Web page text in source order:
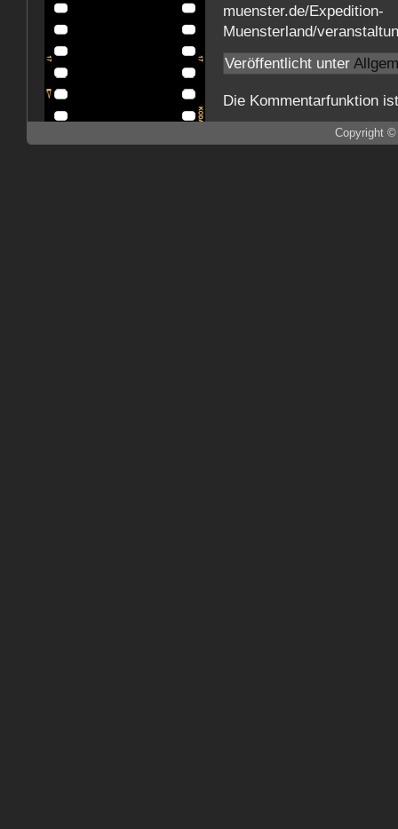
muenster.de/Expedition-
Muensterland/
Veröffentlicht unter
Die Kommentarfunktion
Copyright ©